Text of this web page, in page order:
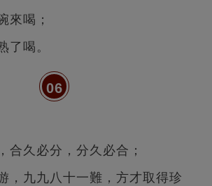
來喝；
了喝。
06
合久必分，分久必合；
，九九八十一難，方才取得珍